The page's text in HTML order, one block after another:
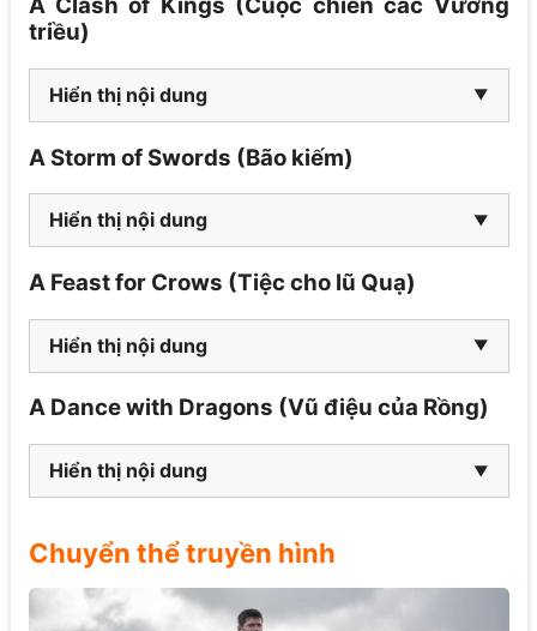
triều)
Hiển thị nội dung
A Storm of Swords (Bão kiếm)
Hiển thị nội dung
A Feast for Crows (Tiệc cho lũ Quạ)
Hiển thị nội dung
A Dance with Dragons (Vũ điệu của Rồng)
Hiển thị nội dung
Chuyển thể truyền hình